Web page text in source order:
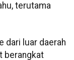
terutama
dari luar daerah
berangkat